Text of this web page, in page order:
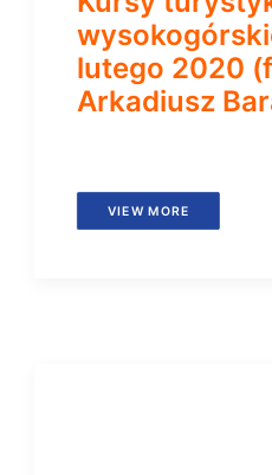
lutego 2020
Arkadiusz
VIEW MORE